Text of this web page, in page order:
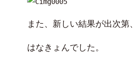
また、新しい結果が出次第
はなきょんでした。